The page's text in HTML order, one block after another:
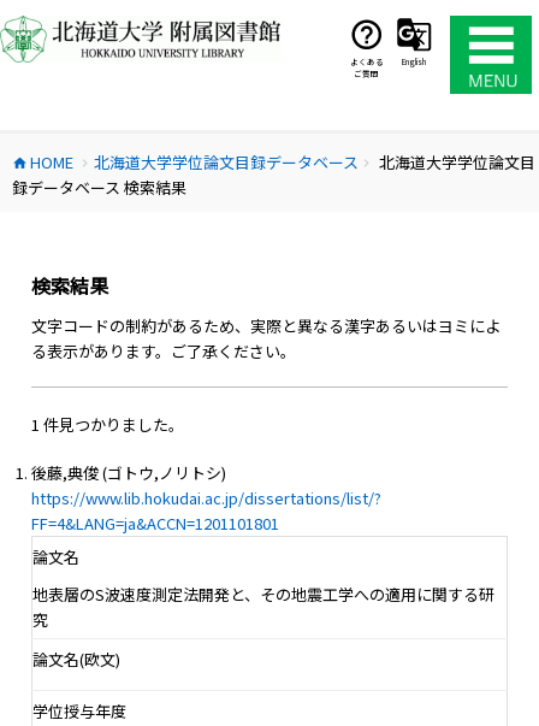
ン
テ
ス
キ
よくある
ご質問
English
home HOME chevron_right 北海道大学学位論文目録データベース chevron_right
北海道大学学位論文目
録データベース 検索結果
検索結果
文字コードの制約があるため、実際と異なる漢字あるいはヨミによ
る表示があります。ご了承ください。
1 件見つかりました。
後藤,典俊 (ゴトウ,ノリトシ)
https://www.lib.hokudai.ac.jp/dissertations/list/?
FF=4&LANG=ja&ACCN=1201101801
論文名
地表層のS波速度測定法開発と、その地震工学への適用に関する研
究
論文名(欧文)
学位授与年度